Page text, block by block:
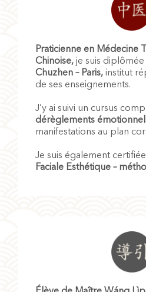
Praticienne en Médecine
Chinoise, je suis
Chuzhen – Paris, institut
de ses enseignements.
J’y ai suivi un cursus
dérèglements
manifestations au plan
Je suis également
Faciale Esthétique –